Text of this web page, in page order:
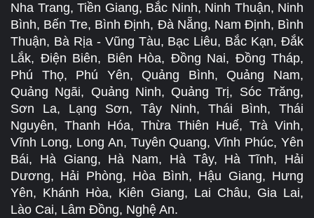
Nha Trang, Tiền Giang, Bắc Ninh, Ninh Thuận, Ninh
Bình, Bến Tre, Bình Định, Đà Nẵng, Nam Định, Bình
Thuận, Bà Rịa - Vũng Tàu, Bạc Liêu, Bắc Kạn, Đắk
Lắk, Điện Biên, Biên Hòa, Đồng Nai, Đồng Tháp,
Phú Thọ, Phú Yên, Quảng Bình, Quảng Nam,
Quảng Ngãi, Quảng Ninh, Quảng Trị, Sóc Trăng,
Sơn La, Lạng Sơn, Tây Ninh, Thái Bình, Thái
Nguyên, Thanh Hóa, Thừa Thiên Huế, Trà Vinh,
Vĩnh Long, Long An, Tuyên Quang, Vĩnh Phúc, Yên
Bái, Hà Giang, Hà Nam, Hà Tây, Hà Tĩnh, Hải
Dương, Hải Phòng, Hòa Bình, Hậu Giang, Hưng
Yên, Khánh Hòa, Kiên Giang, Lai Châu, Gia Lai,
Lào Cai, Lâm Đồng, Nghệ An.